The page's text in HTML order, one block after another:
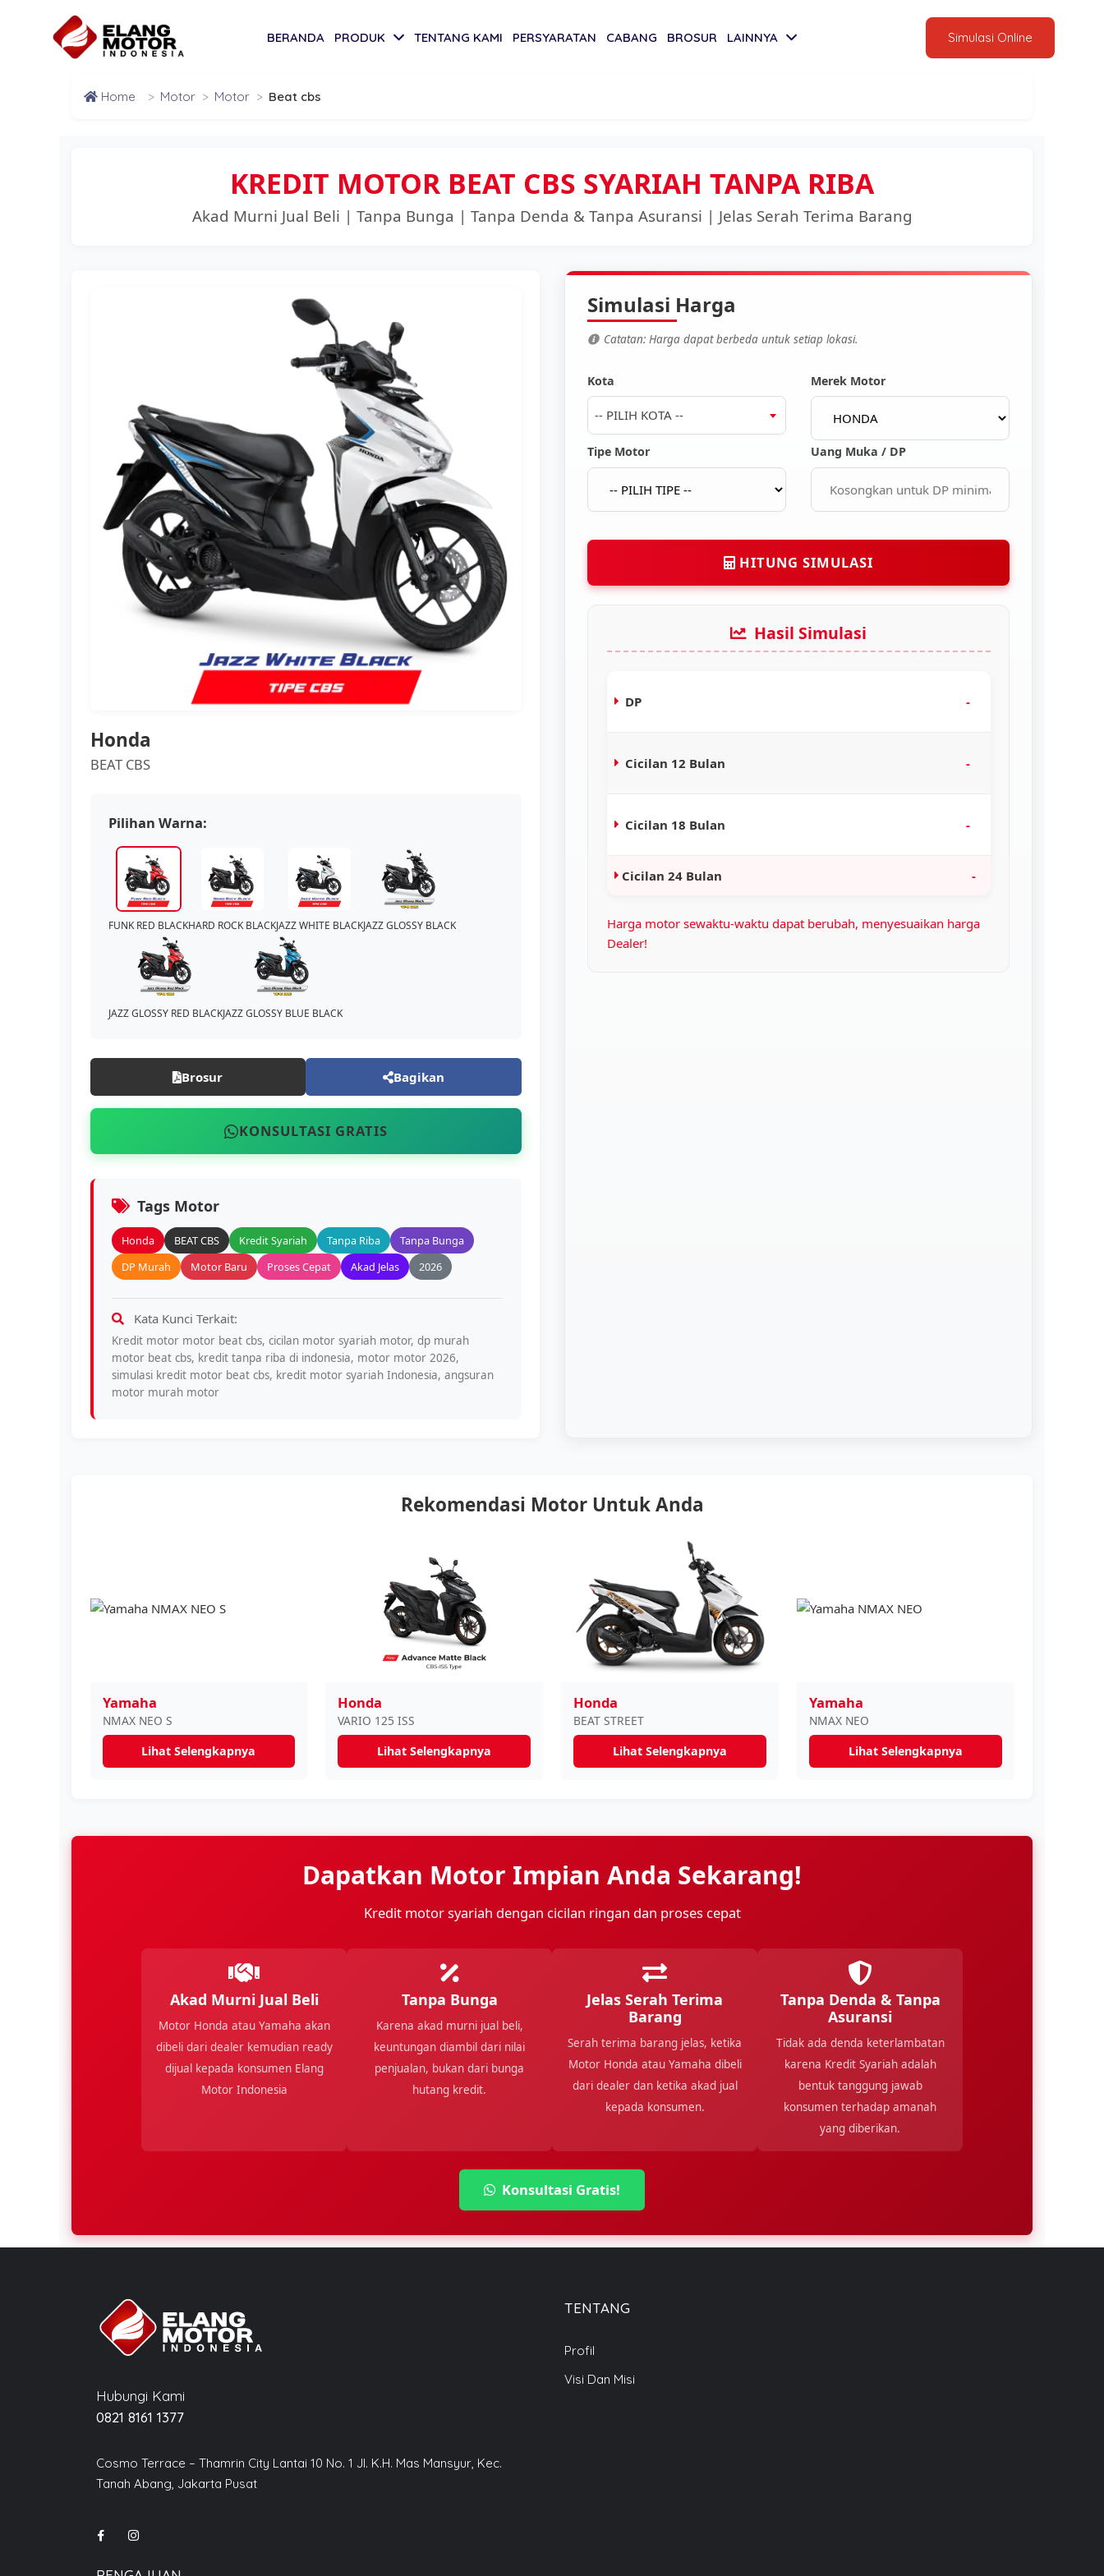
BERANDA PRODUK TENTANG KAMI PERSYARATAN CABANG BROSUR LAINNYA Simulasi Online
Home > Motor > Motor > Beat cbs
KREDIT MOTOR BEAT CBS SYARIAH TANPA RIBA
Akad Murni Jual Beli | Tanpa Bunga | Tanpa Denda & Tanpa Asuransi | Jelas Serah Terima Barang
Honda
BEAT CBS
Pilihan Warna:
FUNK RED BLACKHARD ROCK BLACKJAZZ WHITE BLACKJAZZ GLOSSY BLACK
JAZZ GLOSSY RED BLACKJAZZ GLOSSY BLUE BLACK
Brosur Bagikan
KONSULTASI GRATIS
Tags Motor
Honda BEAT CBS Kredit Syariah Tanpa Riba
Tanpa Bunga
DP Murah
Motor Baru Proses Cepat Akad Jelas 2026
Kata Kunci Terkait:
Kredit motor motor beat cbs, cicilan motor syariah motor, dp murah
motor beat cbs, kredit tanpa riba di indonesia, motor motor 2026,
simulasi kredit motor beat cbs, kredit motor syariah Indonesia, angsuran
motor murah motor
Simulasi Harga
Catatan: Harga dapat berbeda untuk setiap lokasi.
Kota
-- PILIH KOTA --
Merek Motor
Tipe Motor Uang Muka / DP
HITUNG SIMULASI
Hasil Simulasi
DP -
Cicilan 12 Bulan -
Cicilan 18 Bulan -
Cicilan 24 Bulan -
Harga motor sewaktu-waktu dapat berubah, menyesuaikan harga
Dealer!
Rekomendasi Motor Untuk Anda
Yamaha
NMAX NEO S
Lihat Selengkapnya
Honda
VARIO 125 ISS
Lihat Selengkapnya
Honda
BEAT STREET
Lihat Selengkapnya
Yamaha
NMAX NEO
Lihat Selengkapnya
Dapatkan Motor Impian Anda Sekarang!
Kredit motor syariah dengan cicilan ringan dan proses cepat
Akad Murni Jual Beli
Motor Honda atau Yamaha akan
dibeli dari dealer kemudian ready
dijual kepada konsumen Elang
Motor Indonesia
Tanpa Bunga
Karena akad murni jual beli,
keuntungan diambil dari nilai
penjualan, bukan dari bunga
hutang kredit.
Jelas Serah Terima
Barang
Serah terima barang jelas, ketika
Motor Honda atau Yamaha dibeli
dari dealer dan ketika akad jual
kepada konsumen.
Tanpa Denda & Tanpa
Asuransi
Tidak ada denda keterlambatan
karena Kredit Syariah adalah
bentuk tanggung jawab
konsumen terhadap amanah
yang diberikan.
Konsultasi Gratis!
Hubungi Kami
0821 8161 1377
Cosmo Terrace – Thamrin City Lantai 10 No. 1 Jl. K.H. Mas Mansyur, Kec.
Tanah Abang, Jakarta Pusat
TENTANG
Profil
Visi Dan Misi